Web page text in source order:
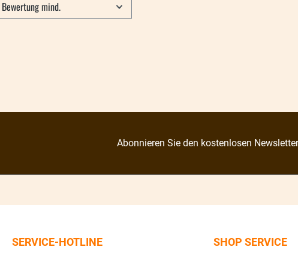
Bewertung mind.
Abonnieren Sie den kostenlosen
SERVICE-HOTLINE SHOP SERVICE